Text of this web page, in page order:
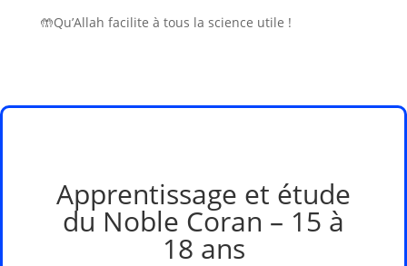
🤲Qu’Allah facilite à tous la science utile !
Apprentissage et étude
du Noble Coran – 15 à
18 ans